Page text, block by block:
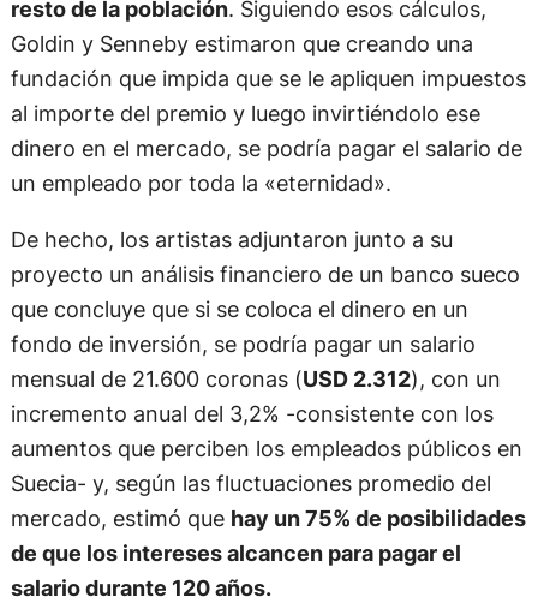
resto de la población. Siguiendo esos cálculos,
Goldin y Senneby estimaron que creando una
fundación que impida que se le apliquen impuestos
al importe del premio y luego invirtiéndolo ese
dinero en el mercado, se podría pagar el salario de
un empleado por toda la «eternidad».
De hecho, los artistas adjuntaron junto a su
proyecto un análisis financiero de un banco sueco
que concluye que si se coloca el dinero en un
fondo de inversión, se podría pagar un salario
mensual de 21.600 coronas (USD 2.312), con un
incremento anual del 3,2% -consistente con los
aumentos que perciben los empleados públicos en
Suecia- y, según las fluctuaciones promedio del
mercado, estimó que hay un 75% de posibilidades
de que los intereses alcancen para pagar el
salario durante 120 años.